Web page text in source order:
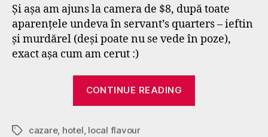
Și așa am ajuns la camera de $8, după toate
aparențele undeva în servant’s quarters – ieftin
și murdărel (deși poate nu se vede în poze),
exact așa cum am cerut :)
CONTINUE READING
Tagscazare, hotel local flavour